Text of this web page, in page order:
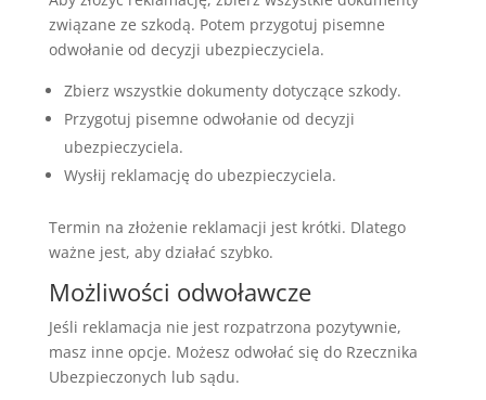
związane ze szkodą. Potem przygotuj pisemne
odwołanie od decyzji ubezpieczyciela.
Zbierz wszystkie dokumenty dotyczące szkody.
Przygotuj pisemne odwołanie od decyzji
ubezpieczyciela.
Wysłij reklamację do ubezpieczyciela.
Termin na złożenie reklamacji jest krótki. Dlatego
ważne jest, aby działać szybko.
Możliwości odwoławcze
Jeśli reklamacja nie jest rozpatrzona pozytywnie,
masz inne opcje. Możesz odwołać się do Rzecznika
Ubezpieczonych lub sądu.